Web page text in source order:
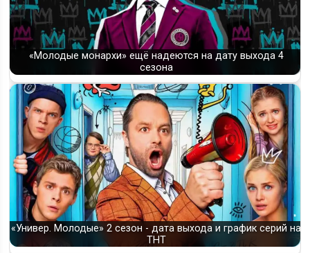
«Молодые монархи» ещё надеются на дату выхода 4
сезона
«Универ. Молодые» 2 сезон - дата выхода и график серий на
ТНТ